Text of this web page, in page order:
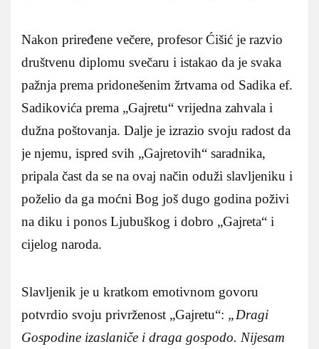
Nakon priređene večere, profesor Ćišić je razvio
društvenu diplomu svečaru i istakao da je svaka
pažnja prema pridonešenim žrtvama od Sadika ef.
Sadikovića prema „Gajretu“ vrijedna zahvala i
dužna poštovanja. Dalje je izrazio svoju radost da
je njemu, ispred svih „Gajretovih“ saradnika,
pripala čast da se na ovaj način oduži slavljeniku i
poželio da ga moćni Bog još dugo godina poživi
na diku i ponos Ljubuškog i dobro „Gajreta“ i
cijelog naroda.
Slavljenik je u kratkom emotivnom govoru
potvrdio svoju privrženost „Gajretu“: „Dragi
Gospodine izaslaniče i draga gospodo. Nijesam